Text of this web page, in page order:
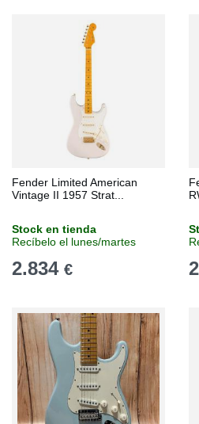
Fender Limited American
Vintage II 1957 Strat...
Stock en tienda
Recíbelo el lunes/martes
2.834 €